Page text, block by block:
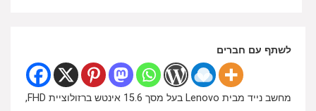
לשתף עם חברים
מחשב נייד מבית Lenovo בעל מסך 15.6 אינטש ברזולוציית FHD,